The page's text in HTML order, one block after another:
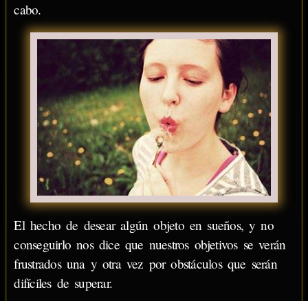
cabo.
El hecho de desear algún objeto en sueños, y no
conseguirlo nos dice que nuestros objetivos se verán
frustrados una y otra vez por obstáculos que serán
difíciles de superar.